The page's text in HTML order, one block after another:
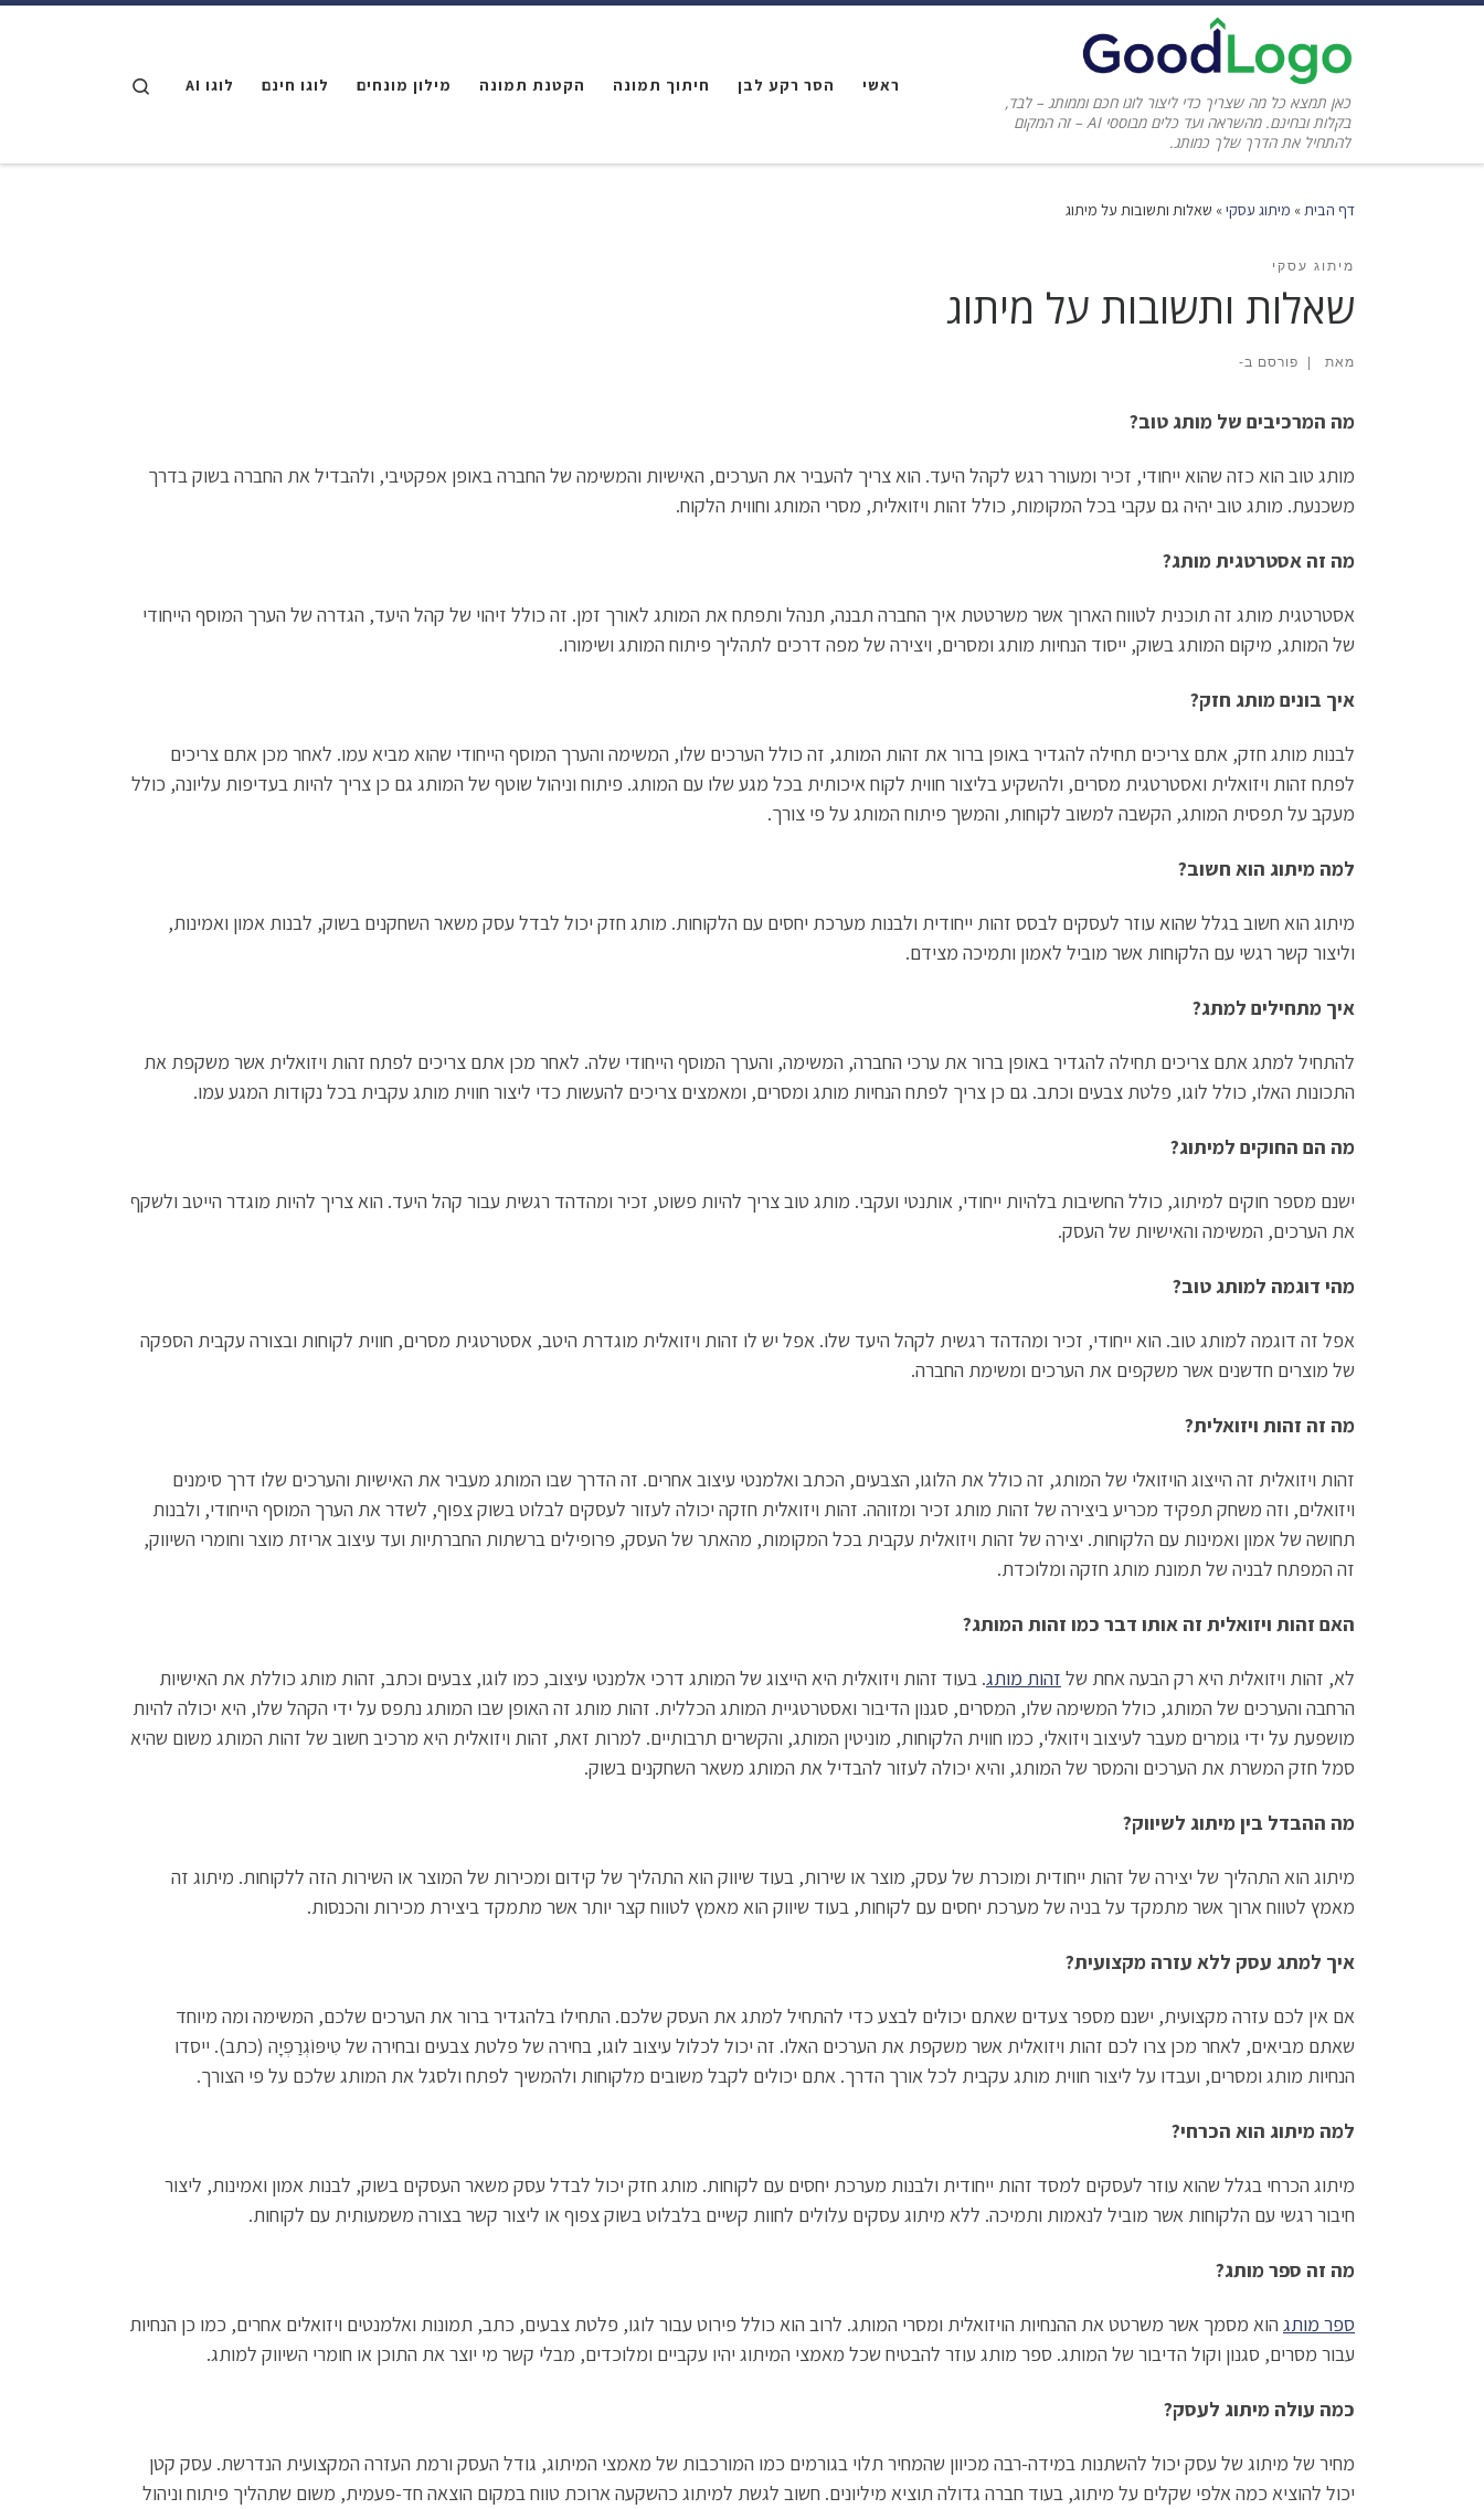
כאן תמצא כל מה שצריך כדי ליצור לוגו חכם וממותג – לבד,
בקלות ובחינם. מהשראה ועד כלים מבוססי AI – זה המקום
להתחיל את הדרך שלך כמותג.
ראשי הסר רקע לבן חיתוך תמונה הקטנת תמונה מילון מונחים לוגו חינם לוגו AI
דף הבית » מיתוג עסקי» שאלות ותשובות על מיתוג
מיתוג עסקי
שאלות ותשובות על מיתוג
מאת פורסם ב-
מה המרכיבים של מותג טוב?
מותג טוב הוא כזה שהוא ייחודי, זכיר ומעורר רגש לקהל היעד. הוא צריך להעביר את הערכים, האישיות והמשימה של החברה באופן אפקטיבי, ולהבדיל את החברה בשוק בדרך
משכנעת. מותג טוב יהיה גם עקבי בכל המקומות, כולל זהות ויזואלית, מסרי המותג וחווית הלקוח.
מה זה אסטרטגית מותג?
אסטרטגית מותג זה תוכנית לטווח הארוך אשר משרטטת איך החברה תבנה, תנהל ותפתח את המותג לאורך זמן. זה כולל זיהוי של קהל היעד, הגדרה של הערך המוסף הייחודי
של המותג, מיקום המותג בשוק, ייסוד הנחיות מותג ומסרים, ויצירה של מפה דרכים לתהליך פיתוח המותג ושימורו.
איך בונים מותג חזק?
לבנות מותג חזק, אתם צריכים תחילה להגדיר באופן ברור את זהות המותג, זה כולל הערכים שלו, המשימה והערך המוסף הייחודי שהוא מביא עמו. לאחר מכן אתם צריכים
לפתח זהות ויזואלית ואסטרטגית מסרים, ולהשקיע בליצור חווית לקוח איכותית בכל מגע שלו עם המותג. פיתוח וניהול שוטף של המותג גם כן צריך להיות בעדיפות עליונה, כולל
מעקב על תפסית המותג, הקשבה למשוב לקוחות, והמשך פיתוח המותג על פי צורך.
למה מיתוג הוא חשוב?
מיתוג הוא חשוב בגלל שהוא עוזר לעסקים לבסס זהות ייחודית ולבנות מערכת יחסים עם הלקוחות. מותג חזק יכול לבדל עסק משאר השחקנים בשוק, לבנות אמון ואמינות,
וליצור קשר רגשי עם הלקוחות אשר מוביל לאמון ותמיכה מצידם.
איך מתחילים למתג?
להתחיל למתג אתם צריכים תחילה להגדיר באופן ברור את ערכי החברה, המשימה, והערך המוסף הייחודי שלה. לאחר מכן אתם צריכים לפתח זהות ויזואלית אשר משקפת את
התכונות האלו, כולל לוגו, פלטת צבעים וכתב. גם כן צריך לפתח הנחיות מותג ומסרים, ומאמצים צריכים להעשות כדי ליצור חווית מותג עקבית בכל נקודות המגע עמו.
מה הם החוקים למיתוג?
ישנם מספר חוקים למיתוג, כולל החשיבות בלהיות ייחודי, אותנטי ועקבי. מותג טוב צריך להיות פשוט, זכיר ומהדהד רגשית עבור קהל היעד. הוא צריך להיות מוגדר הייטב ולשקף
את הערכים, המשימה והאישיות של העסק.
מהי דוגמה למותג טוב?
אפל זה דוגמה למותג טוב. הוא ייחודי, זכיר ומהדהד רגשית לקהל היעד שלו. אפל יש לו זהות ויזואלית מוגדרת היטב, אסטרטגית מסרים, חווית לקוחות ובצורה עקבית הספקה
של מוצרים חדשנים אשר משקפים את הערכים ומשימת החברה.
מה זה זהות ויזואלית?
זהות ויזואלית זה הייצוג הויזואלי של המותג, זה כולל את הלוגו, הצבעים, הכתב ואלמנטי עיצוב אחרים. זה הדרך שבו המותג מעביר את האישיות והערכים שלו דרך סימנים
ויזואלים, וזה משחק תפקיד מכריע ביצירה של זהות מותג זכיר ומזוהה. זהות ויזואלית חזקה יכולה לעזור לעסקים לבלוט בשוק צפוף, לשדר את הערך המוסף הייחודי, ולבנות
תחושה של אמון ואמינות עם הלקוחות. יצירה של זהות ויזואלית עקבית בכל המקומות, מהאתר של העסק, פרופילים ברשתות החברתיות ועד עיצוב אריזת מוצר וחומרי השיווק,
זה המפתח לבניה של תמונת מותג חזקה ומלוכדת.
האם זהות ויזואלית זה אותו דבר כמו זהות המותג?
לא, זהות ויזואלית היא רק הבעה אחת של זהות מותג. בעוד זהות ויזואלית היא הייצוג של המותג דרכי אלמנטי עיצוב, כמו לוגו, צבעים וכתב, זהות מותג כוללת את האישיות
הרחבה והערכים של המותג, כולל המשימה שלו, המסרים, סגנון הדיבור ואסטרטגיית המותג הכללית. זהות מותג זה האופן שבו המותג נתפס על ידי הקהל שלו, היא יכולה להיות
מושפעת על ידי גומרים מעבר לעיצוב ויזואלי, כמו חווית הלקוחות, מוניטין המותג, והקשרים תרבותיים. למרות זאת, זהות ויזואלית היא מרכיב חשוב של זהות המותג משום שהיא
סמל חזק המשרת את הערכים והמסר של המותג, והיא יכולה לעזור להבדיל את המותג משאר השחקנים בשוק.
מה ההבדל בין מיתוג לשיווק?
מיתוג הוא התהליך של יצירה של זהות ייחודית ומוכרת של עסק, מוצר או שירות, בעוד שיווק הוא התהליך של קידום ומכירות של המוצר או השירות הזה ללקוחות. מיתוג זה
מאמץ לטווח ארוך אשר מתמקד על בניה של מערכת יחסים עם לקוחות, בעוד שיווק הוא מאמץ לטווח קצר יותר אשר מתמקד ביצירת מכירות והכנסות.
איך למתג עסק ללא עזרה מקצועית?
אם אין לכם עזרה מקצועית, ישנם מספר צעדים שאתם יכולים לבצע כדי להתחיל למתג את העסק שלכם. התחילו בלהגדיר ברור את הערכים שלכם, המשימה ומה מיוחד
שאתם מביאים, לאחר מכן צרו לכם זהות ויזואלית אשר משקפת את הערכים האלו. זה יכול לכלול עיצוב לוגו, בחירה של פלטת צבעים ובחירה של טִיפּוֹגְרַפְיָה (כתב). ייסדו
הנחיות מותג ומסרים, ועבדו על ליצור חווית מותג עקבית לכל אורך הדרך. אתם יכולים לקבל משובים מלקוחות ולהמשיך לפתח ולסגל את המותג שלכם על פי הצורך.
למה מיתוג הוא הכרחי?
מיתוג הכרחי בגלל שהוא עוזר לעסקים למסד זהות ייחודית ולבנות מערכת יחסים עם לקוחות. מותג חזק יכול לבדל עסק משאר העסקים בשוק, לבנות אמון ואמינות, ליצור
חיבור רגשי עם הלקוחות אשר מוביל לנאמות ותמיכה. ללא מיתוג עסקים עלולים לחוות קשיים בלבלוט בשוק צפוף או ליצור קשר בצורה משמעותית עם לקוחות.
מה זה ספר מותג?
ספר מותג הוא מסמך אשר משרטט את ההנחיות הויזואלית ומסרי המותג. לרוב הוא כולל פירוט עבור לוגו, פלטת צבעים, כתב, תמונות ואלמנטים ויזואלים אחרים, כמו כן הנחיות
עבור מסרים, סגנון וקול הדיבור של המותג. ספר מותג עוזר להבטיח שכל מאמצי המיתוג יהיו עקביים ומלוכדים, מבלי קשר מי יוצר את התוכן או חומרי השיווק למותג.
כמה עולה מיתוג לעסק?
מחיר של מיתוג של עסק יכול להשתנות במידה-רבה מכיוון שהמחיר תלוי בגורמים כמו המורכבות של מאמצי המיתוג, גודל העסק ורמת העזרה המקצועית הנדרשת. עסק קטן
יכול להוציא כמה אלפי שקלים על מיתוג, בעוד חברה גדולה תוציא מיליונים. חשוב לגשת למיתוג כהשקעה ארוכת טווח במקום הוצאה חד-פעמית, משום שתהליך פיתוח וניהול